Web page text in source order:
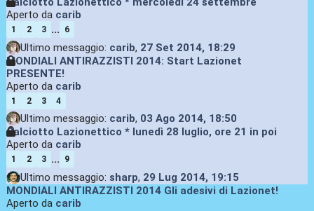
Aperto da carib
1 2 3 ... 6
Ultimo messaggio: carib, 27 Set 2014, 18:29
MONDIALI ANTIRAZZISTI 2014: Start Lazionet
PRESENTE!
Aperto da carib
1 2 3 4
Ultimo messaggio: carib, 03 Ago 2014, 18:50
Calciotto Lazionettico * lunedì 28 luglio, ore 21 in poi
Aperto da carib
1 2 3 ... 9
Ultimo messaggio: sharp, 29 Lug 2014, 19:15
MONDIALI ANTIRAZZISTI 2014 Gli adesivi di Lazionet!
Aperto da carib